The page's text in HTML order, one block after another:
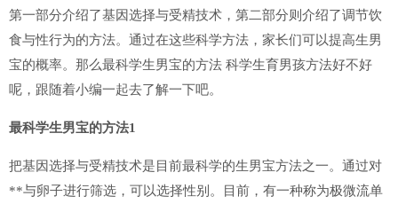
第一部分介绍了基因选择与受精技术，第二部分则介绍了调节饮
食与性行为的方法。通过在这些科学方法，家长们可以提高生男
宝的概率。那么最科学生男宝的方法 科学生育男孩方法好不好
呢，跟随着小编一起去了解一下吧。
最科学生男宝的方法1
把基因选择与受精技术是目前最科学的生男宝方法之一。通过对
**与卵子进行筛选，可以选择性别。目前，有一种称为极微流单